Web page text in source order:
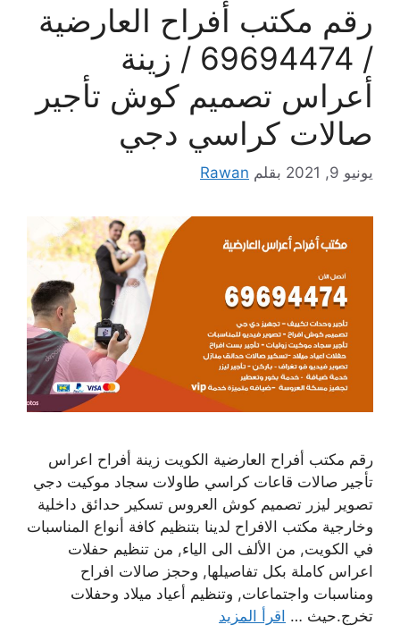
رقم مكتب أفراح العارضية
/ 69694474 / زينة
أعراس تصميم كوش تأجير
صالات كراسي دجي
يونيو 9, 2021 بقلم Rawan
رقم مكتب أفراح العارضية الكويت زينة أفراح اعراس
تأجير صالات قاعات كراسي طاولات سجاد موكيت دجي
تصوير ليزر تصميم كوش العروس تسكير حدائق داخلية
وخارجية مكتب الافراح لدينا بتنظيم كافة أنواع المناسبات
في الكويت, من الألف الى الياء, من تنظيم حفلات
اعراس كاملة بكل تفاصيلها, وحجز صالات افراح
ومناسبات واجتماعات, وتنظيم أعياد ميلاد وحفلات
تخرج.حيث … اقرأ المزيد